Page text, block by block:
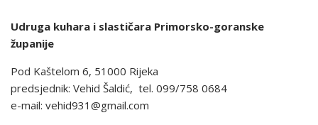
Udruga kuhara i slastičara Primorsko-goranske
županije
Pod Kaštelom 6, 51000 Rijeka
predsjednik: Vehid Šaldić, tel. 099/758 0684
e-mail: vehid931@gmail.com